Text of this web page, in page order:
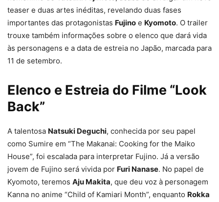
teaser e duas artes inéditas, revelando duas fases
importantes das protagonistas Fujino e Kyomoto. O trailer
trouxe também informações sobre o elenco que dará vida
às personagens e a data de estreia no Japão, marcada para
11 de setembro.
Elenco e Estreia do Filme “Look
Back”
A talentosa Natsuki Deguchi, conhecida por seu papel
como Sumire em “The Makanai: Cooking for the Maiko
House”, foi escalada para interpretar Fujino. Já a versão
jovem de Fujino será vivida por Furi Nanase. No papel de
Kyomoto, teremos Aju Makita, que deu voz à personagem
Kanna no anime “Child of Kamiari Month”, enquanto Rokka